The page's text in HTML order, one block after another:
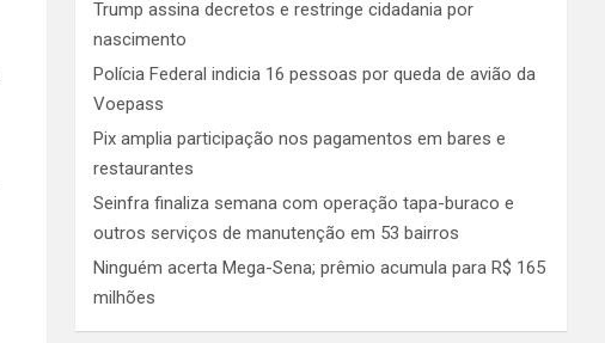
Trump assina decretos e restringe cidadania por
nascimento
Polícia Federal indicia 16 pessoas por queda de avião da
Voepass
Pix amplia participação nos pagamentos em bares e
restaurantes
Seinfra finaliza semana com operação tapa-buraco e
outros serviços de manutenção em 53 bairros
Ninguém acerta Mega-Sena; prêmio acumula para R$ 165
milhões